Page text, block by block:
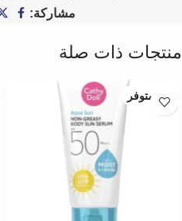
مشاركة:
منتجات ذات صلة
غير متوفر